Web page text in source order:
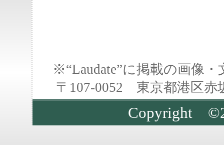
※“Laudate”に掲載の画像
〒107-0052 東京都港区
Copyright